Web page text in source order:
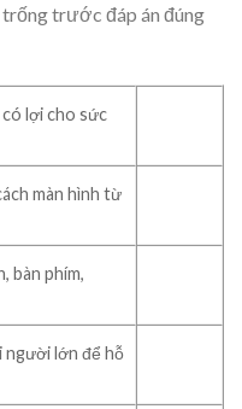
trước đáp án đúng
có lợi cho sức
màn hình từ
bàn phím,
người lớn để hỗ